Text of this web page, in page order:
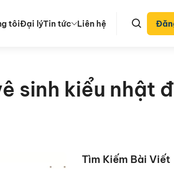
tôiĐại lýTin tức Liên hệ
sinh kiểu nhật
Tìm Kiếm Bài Viết